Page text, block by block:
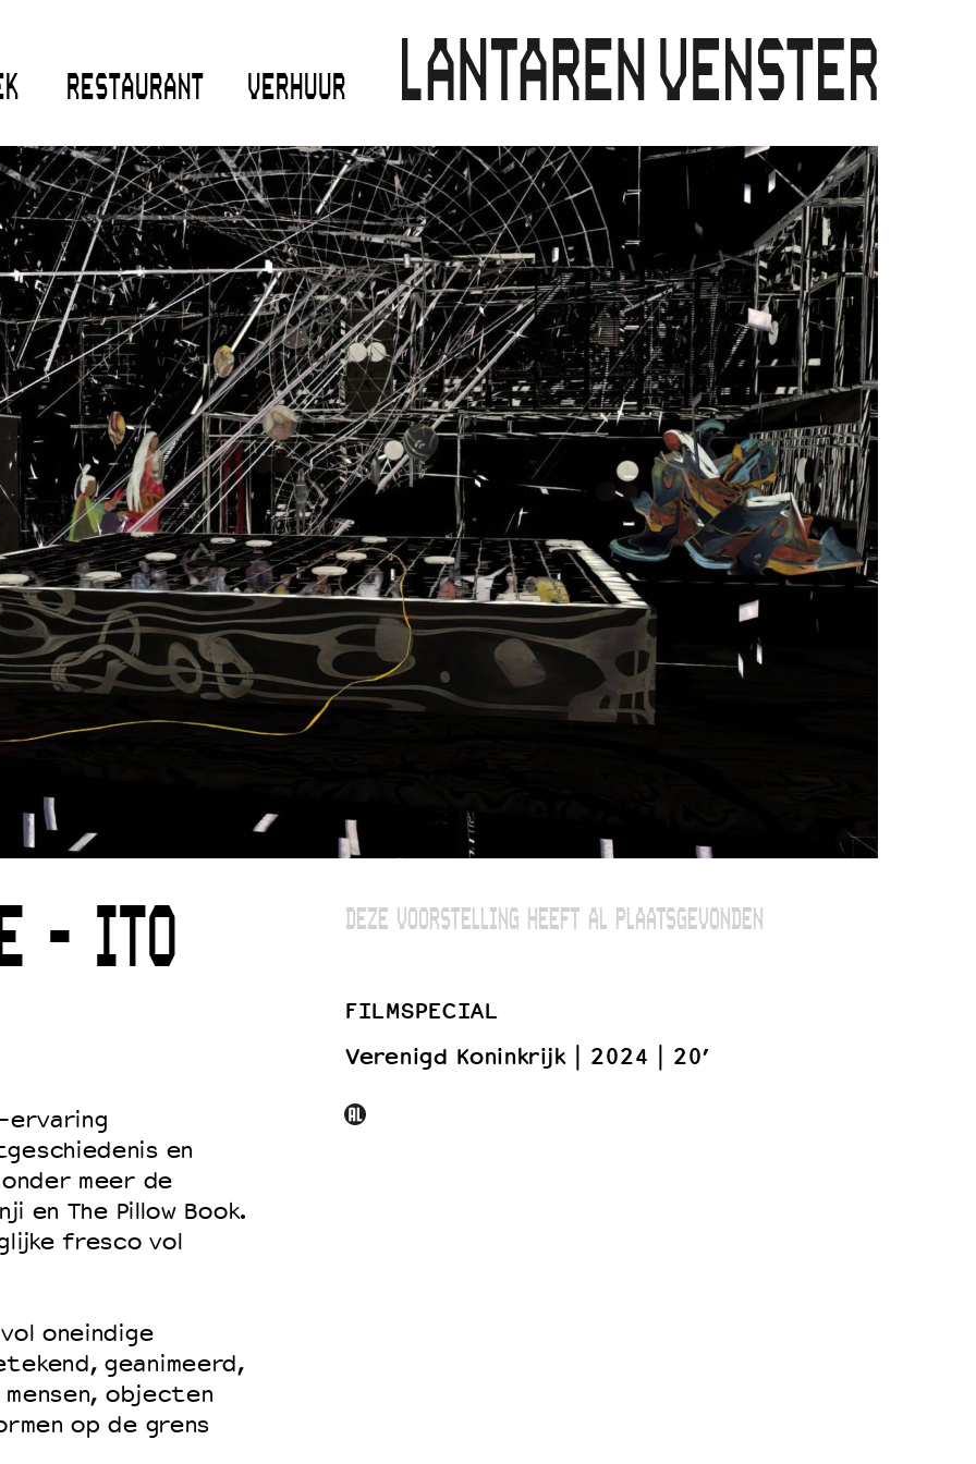
RESTAURANT VERHUUR
- ITO
ervaring
en
meer de
en The Pillow Book.
fresco vol
oneindige
geanimeerd,
objecten
op de grens
DEZE VOORSTELLING HEEFT AL PLAATSGEVONDEN
FILMSPECIAL
Verenigd Koninkrijk
2024 20’